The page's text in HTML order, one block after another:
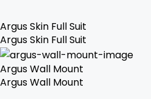
Argus Skin Full Suit
Argus Skin Full Suit
Argus Wall Mount
Argus Wall Mount